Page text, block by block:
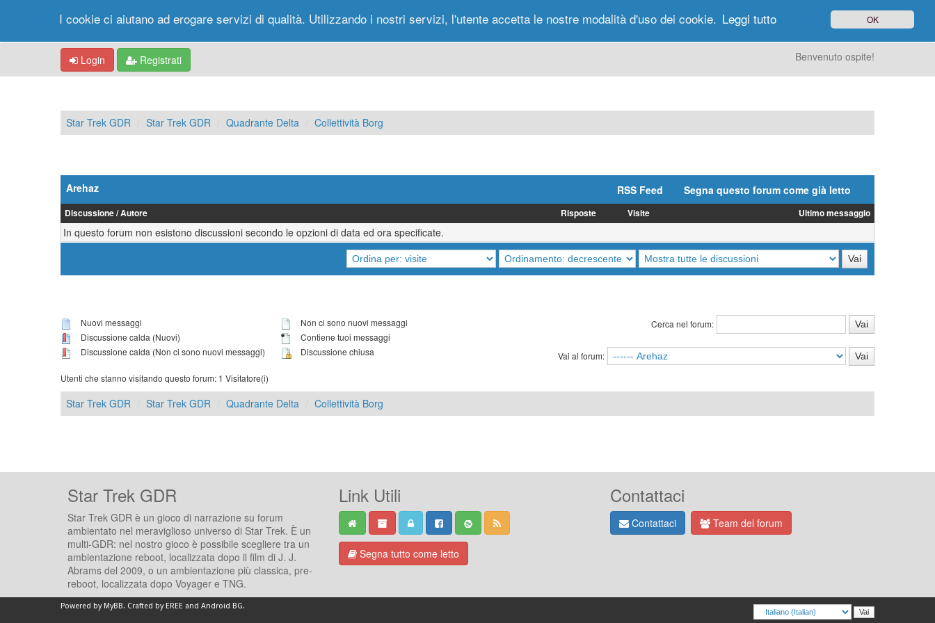
Portale Forum Nuovi Messaggi Messaggi di Oggi Ricerca Utenti
Login Registrati Benvenuto ospite!
Star Trek GDR Star Trek GDR Quadrante Delta Collettività Borg
Arehaz RSS Feed Segna questo forum come già letto
Discussione/Autore Risposte Visite Ultimo messaggio
In questo forum non esistono discussioni secondo le opzioni di data ed ora specificate.
Nuovi messaggi
Discussione calda (Nuovi)
Discussione calda (Non ci sono nuovi messaggi)
Non ci sono nuovi messaggi
Contiene tuoi messaggi
Discussione chiusa
Cerca nel forum:
Vai al forum:
Utenti che stanno visitando questo forum: 1 Visitatore(i)
Star Trek GDR Star Trek GDR Quadrante Delta Collettività Borg
Star Trek GDR
Star Trek GDR è un gioco di narrazione su forum
ambientato nel meraviglioso universo di Star Trek. È un
multi-GDR: nel nostro gioco è possibile scegliere tra un
ambientazione reboot, localizzata dopo il film di J. J.
Abrams del 2009, o un ambientazione più classica, pre-
reboot, localizzata dopo Voyager e TNG.
Link Utili
Segna tutto come letto
Contattaci
Contattaci Team del forum
Powered by MyBB. Crafted by EREE and Android BG.
I cookie ci aiutano ad erogare servizi di qualità. Utilizzando i nostri servizi, l'utente accetta le nostre modalità d'uso dei cookie. Leggi tutto OK